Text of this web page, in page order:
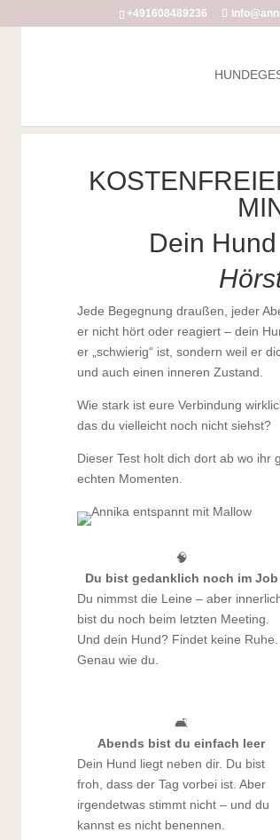
+491608489236
Dein
Jede Begegnung draußen, jeder
er nicht hört oder reagiert – dein
er „schwierig“ ist, sondern weil er
und auch einen inneren Zustand.
Wie stark ist eure Verbindung
das du vielleicht noch nicht siehst?
Dieser Test holt dich dort ab wo ihr
echten Momenten.
🧠
Du bist gedanklich noch im Job
Du nimmst die Leine – aber
bist du noch beim letzten Meeting.
Und dein Hund? Findet keine Ruhe.
Genau wie du.
🛋️
Abends bist du einfach leer
Dein Hund liegt neben dir. Du bist
froh, dass der Tag vorbei ist. Aber
irgendetwas stimmt nicht – und du
kannst es nicht benennen.